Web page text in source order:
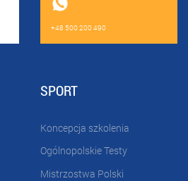
+48 500 200 490
SPORT
Koncepcja szkolenia
Ogólnopolskie Testy
Mistrzostwa Polski